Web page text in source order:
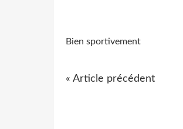
Bien sportivement
« Article précédent